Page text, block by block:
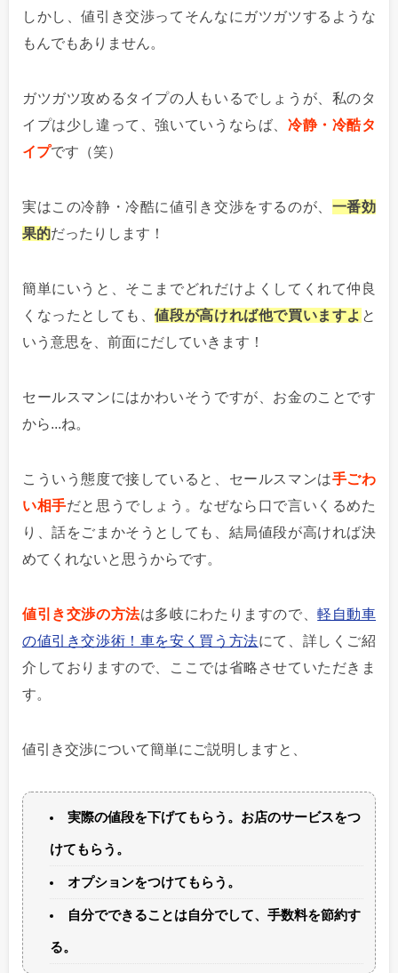
しかし、値引き交渉ってそんなにガツガツするような
もんでもありません。
ガツガツ攻めるタイプの人もいるでしょうが、私のタ
イプは少し違って、強いていうならば、 冷静・冷酷タ
イプです（笑）
実はこの冷静・冷酷に値引き交渉をするのが、 一番効
果的だったりします！
簡単にいうと、そこまでどれだけよくしてくれて仲良
くなったとしても、値段が高ければ他で買いますよ と
いう意思を、前面にだしていきます！
セールスマンにはかわいそうですが、お金のことです
から...ね。
こういう態度で接していると、セールスマンは手ごわ
い相手だと思うでしょう。なぜなら口で言いくるめた
り、話をごまかそうとしても、結局値段が高ければ決
めてくれないと思うからです。
値引き交渉の方法は多岐にわたりますので、軽自動車
の値引き交渉術！車を安く買う方法にて、詳しくご紹
介しておりますので、ここでは省略させていただきま
す。
値引き交渉について簡単にご説明しますと、
実際の値段を下げてもらう。お店のサービスをつ
けてもらう。
オプションをつけてもらう。
自分でできることは自分でして、手数料を節約す
る。